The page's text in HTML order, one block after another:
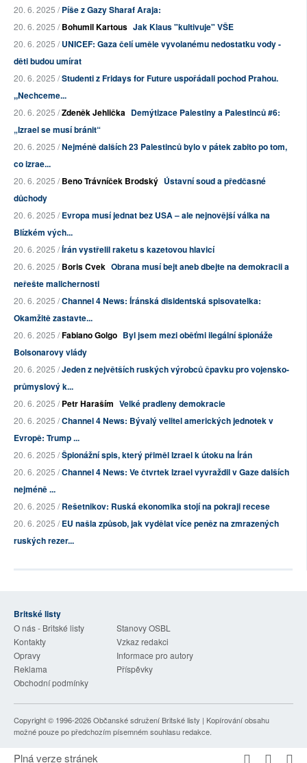
20. 6. 2025 /Píše z Gazy Sharaf Araja:
20. 6. 2025 /Bohumil Kartous Jak Klaus "kultivuje" VŠE
20. 6. 2025 /UNICEF: Gaza čelí uměle vyvolanému nedostatku vody -
děti budou umírat
20. 6. 2025 /Studenti z Fridays for Future uspořádali pochod Prahou.
,,Nechceme...
20. 6. 2025 /Zdeněk Jehlička Demýtizace Palestiny a Palestinců #6:
„Izrael se musí bránit“
20. 6. 2025 /Nejméně dalších 23 Palestinců bylo v pátek zabito po tom,
co izrae...
20. 6. 2025 /Beno Trávníček Brodský Ústavní soud a předčasné
důchody
20. 6. 2025 /Evropa musí jednat bez USA – ale nejnovější válka na
Blízkém vých...
20. 6. 2025 /Írán vystřelil raketu s kazetovou hlavicí
20. 6. 2025 /Boris Cvek Obrana musí bejt aneb dbejte na demokracii a
neřešte malichernosti
20. 6. 2025 /Channel 4 News: Íránská disidentská spisovatelka:
Okamžitě zastavte...
20. 6. 2025 /Fabiano Golgo Byl jsem mezi oběťmi ilegální špionáže
Bolsonarovy vlády
20. 6. 2025 /Jeden z největších ruských výrobců čpavku pro vojensko-
průmyslový k...
20. 6. 2025 /Petr Haraším Velké pradleny demokracie
20. 6. 2025 /Channel 4 News: Bývalý velitel amerických jednotek v
Evropě: Trump ...
20. 6. 2025 /Špionážní spis, který přiměl Izrael k útoku na Írán
20. 6. 2025 /Channel 4 News: Ve čtvrtek Izrael vyvraždil v Gaze dalších
nejméně ...
20. 6. 2025 /Rešetnikov: Ruská ekonomika stojí na pokraji recese
20. 6. 2025 /EU našla způsob, jak vydělat více peněz na zmrazených
ruských rezer...
Britské listy
O nás - Britské listy
Stanovy OSBL
Kontakty
Vzkaz redakci
Opravy
Informace pro autory
Reklama
Příspěvky
Obchodní podmínky
Copyright © 1996-2026Občanské sdružení Britské listy | Kopírování obsahu
možné pouze po předchozím písemném souhlasu redakce.
Plná verze stránek